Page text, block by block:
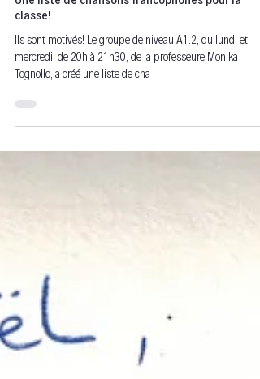
classe!
Ils sont motivés! Le groupe de niveau A1.2, du lundi et
Tognollo, a créé une liste de cha